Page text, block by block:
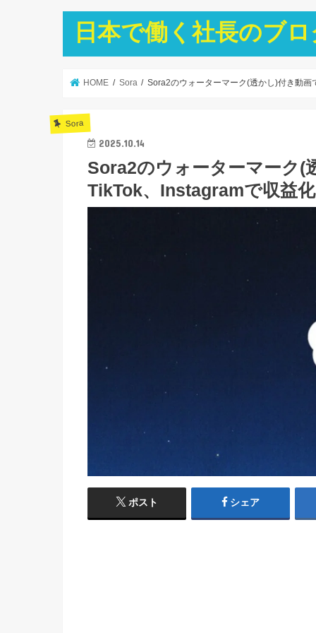
日本で働く社長のブ
HOME Sora Sora2のウォーターマーク(透かし)付き動
Sora
2025.10.14
Sora2のウォーターマーク(
TikTok、Instagramで収益
ポスト シェア